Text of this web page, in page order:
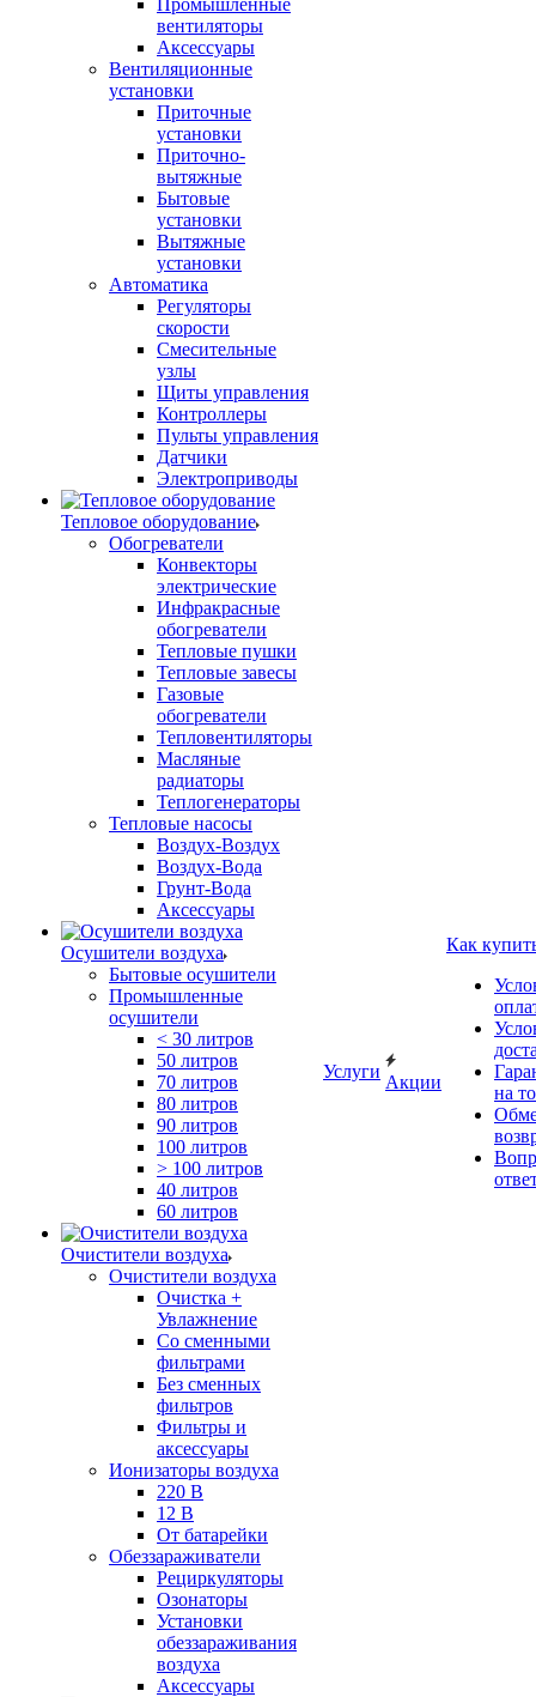
Промышленные
вентиляторы
Аксессуары
Вентиляционные
установки
Приточные
установки
Приточно-
вытяжные
Бытовые
установки
Вытяжные
установки
Автоматика
Регуляторы
скорости
Смесительные
узлы
Щиты управления
Контроллеры
Пульты управления
Датчики
Электроприводы
Тепловое оборудование
Обогреватели
Конвекторы
электрические
Инфракрасные
обогреватели
Тепловые пушки
Тепловые завесы
Газовые
обогреватели
Тепловентиляторы
Масляные
радиаторы
Теплогенераторы
Тепловые насосы
Воздух-Воздух
Воздух-Вода
Грунт-Вода
Аксессуары
Осушители воздуха
Бытовые осушители
Промышленные
осушители
< 30 литров
50 литров
70 литров
80 литров
90 литров
100 литров
> 100 литров
40 литров
60 литров
Очистители воздуха
Очистители воздуха
Очистка +
Увлажнение
Cо сменными
фильтрами
Без сменных
фильтров
Фильтры и
аксессуары
Ионизаторы воздуха
220 В
12 В
От батарейки
Обеззараживатели
Рециркуляторы
Озонаторы
Установки
обеззараживания
воздуха
Аксессуары
Услуги
Акции
Как
на